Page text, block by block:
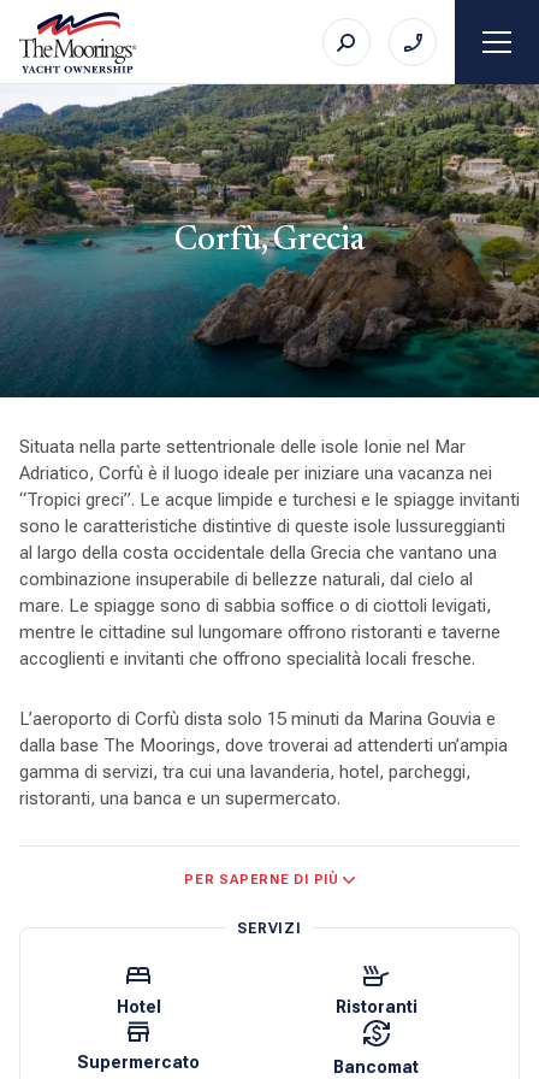
Corfù, Grecia
Situata nella parte settentrionale delle isole Ionie nel Mar
Adriatico, Corfù è il luogo ideale per iniziare una vacanza nei
“Tropici greci”. Le acque limpide e turchesi e le spiagge invitanti
sono le caratteristiche distintive di queste isole lussureggianti
al largo della costa occidentale della Grecia che vantano una
combinazione insuperabile di bellezze naturali, dal cielo al
mare. Le spiagge sono di sabbia soffice o di ciottoli levigati,
mentre le cittadine sul lungomare offrono ristoranti e taverne
accoglienti e invitanti che offrono specialità locali fresche.
L’aeroporto di Corfù dista solo 15 minuti da Marina Gouvia e
dalla base The Moorings, dove troverai ad attenderti un’ampia
gamma di servizi, tra cui una lavanderia, hotel, parcheggi,
ristoranti, una banca e un supermercato.
nord-occidentali del Maestrale si intensificano dolcemente
destinazioni si trovano a distanza ravvicinata e permettono
una navigazione a vista e la facile individuazione dei pericoli,
grazie ad acque limpide e profonde. Molti ancoraggi prevedono
l’ancoraggio a poppa contro la riva, mentre le marine
solitamente richiedono l’ormeggio alla mediterranea.
PER SAPERNE DI PIÙ
SERVIZI
Hotel Ristoranti
Supermercato Bancomat